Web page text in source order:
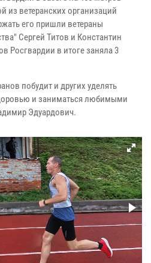
из ветеранских организаций
его пришли ветераны
Сергей Титов и Константин
Росгвардии в итоге заняла 3
побудит и других уделять
и заниматься любимыми
Эдуардович.